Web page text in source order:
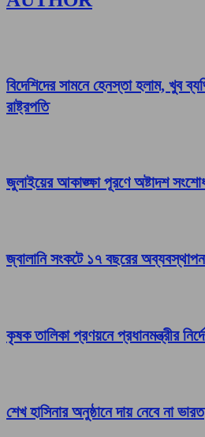
বিদেশিদের সামনে হেনস্তা হলাম, খুব
রাষ্ট্রপতি
জুলাইয়ের আকাঙ্ক্ষা পূরণে অষ্টাদশ
জ্বালানি সংকটে ১৭ বছরের
কৃষক তালিকা প্রণয়নে প্রধানমন্ত্রীর
শেখ হাসিনার অনুষ্ঠানে দায় নেবে না ভারত